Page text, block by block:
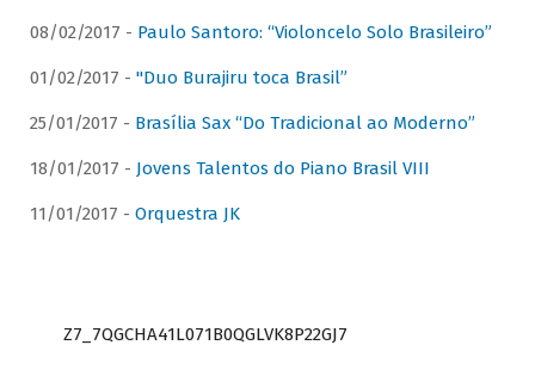
08/02/2017 - Paulo Santoro: “Violoncelo Solo Brasileiro”
01/02/2017 - "Duo Burajiru toca Brasil”
25/01/2017 - Brasília Sax “Do Tradicional ao Moderno”
18/01/2017 - Jovens Talentos do Piano Brasil VIII
11/01/2017 - Orquestra JK
Z7_7QGCHA41L071B0QGLVK8P22GJ7